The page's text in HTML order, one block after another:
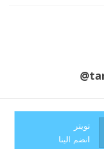
تويتر
انضم الينا